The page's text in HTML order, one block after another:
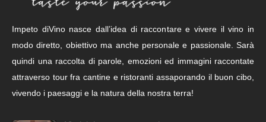
Impeto diVino nasce dall’idea di raccontare e vivere il vino in
modo diretto, obiettivo ma anche personale e passionale. Sarà
quindi una raccolta di parole, emozioni ed immagini raccontate
attraverso tour fra cantine e ristoranti assaporando il buon cibo,
vivendo i paesaggi e la natura della nostra terra!